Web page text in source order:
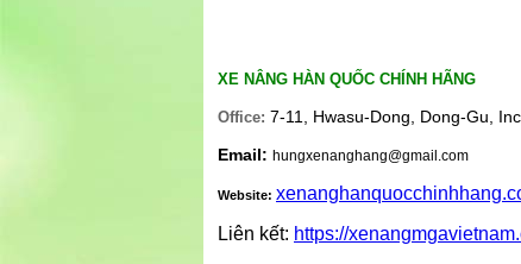
XE NÂNG HÀN QUỐC CHÍNH HÃNG
Office: 7-11, Hwasu-Dong, Dong-Gu,
Email: hungxenanghang@gmail.com
Website:
Liên kết: https://